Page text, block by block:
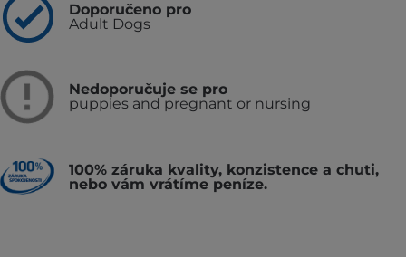
Doporučeno pro
Adult Dogs
Nedoporučuje se pro
puppies and pregnant or nursing
100% záruka kvality, konzistence a chuti,
nebo vám vrátíme peníze.